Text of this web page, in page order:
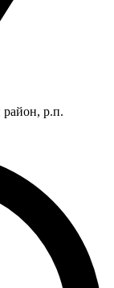
район, р.п.